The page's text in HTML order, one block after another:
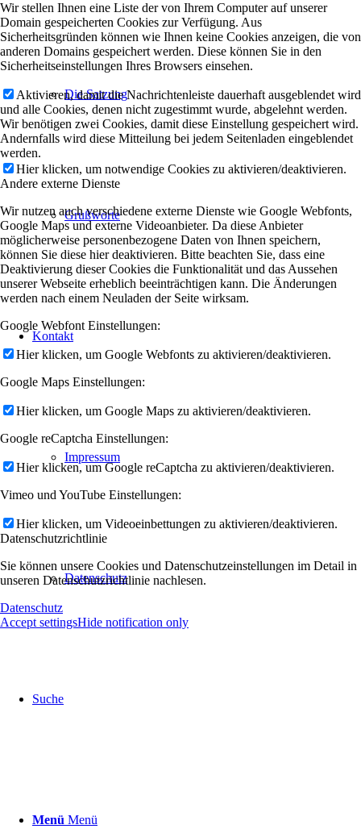
Die Satzung
Grußworte
Kontakt
Impressum
Datenschutz
Suche
Menü Menü
Wir stellen Ihnen eine Liste der von Ihrem Computer auf unserer
Domain gespeicherten Cookies zur Verfügung. Aus
Sicherheitsgründen können wie Ihnen keine Cookies anzeigen, die von
anderen Domains gespeichert werden. Diese können Sie in den
Sicherheitseinstellungen Ihres Browsers einsehen.
Aktivieren, damit die Nachrichtenleiste dauerhaft ausgeblendet wird
und alle Cookies, denen nicht zugestimmt wurde, abgelehnt werden.
Wir benötigen zwei Cookies, damit diese Einstellung gespeichert wird.
Andernfalls wird diese Mitteilung bei jedem Seitenladen eingeblendet
werden.
Hier klicken, um notwendige Cookies zu aktivieren/deaktivieren.
Andere externe Dienste
Wir nutzen auch verschiedene externe Dienste wie Google Webfonts,
Google Maps und externe Videoanbieter. Da diese Anbieter
möglicherweise personenbezogene Daten von Ihnen speichern,
können Sie diese hier deaktivieren. Bitte beachten Sie, dass eine
Deaktivierung dieser Cookies die Funktionalität und das Aussehen
unserer Webseite erheblich beeinträchtigen kann. Die Änderungen
werden nach einem Neuladen der Seite wirksam.
Google Webfont Einstellungen:
Hier klicken, um Google Webfonts zu aktivieren/deaktivieren.
Google Maps Einstellungen:
Hier klicken, um Google Maps zu aktivieren/deaktivieren.
Google reCaptcha Einstellungen:
Hier klicken, um Google reCaptcha zu aktivieren/deaktivieren.
Vimeo und YouTube Einstellungen:
Hier klicken, um Videoeinbettungen zu aktivieren/deaktivieren.
Datenschutzrichtlinie
Sie können unsere Cookies und Datenschutzeinstellungen im Detail in
unseren Datenschutzrichtlinie nachlesen.
Datenschutz
Accept settingsHide notification only